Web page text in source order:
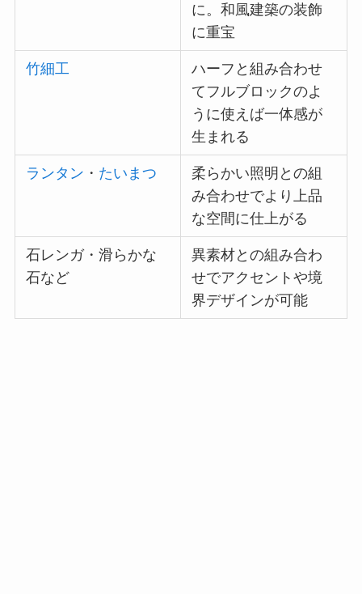
に。和風建築の装飾
に重宝
竹細工
ハーフと組み合わせ
てフルブロックのよ
うに使えば一体感が
生まれる
ランタン ・ たいまつ
柔らかい照明との組
み合わせでより上品
な空間に仕上がる
石レンガ・滑らかな
石など
異素材との組み合わ
せでアクセントや境
界デザインが可能